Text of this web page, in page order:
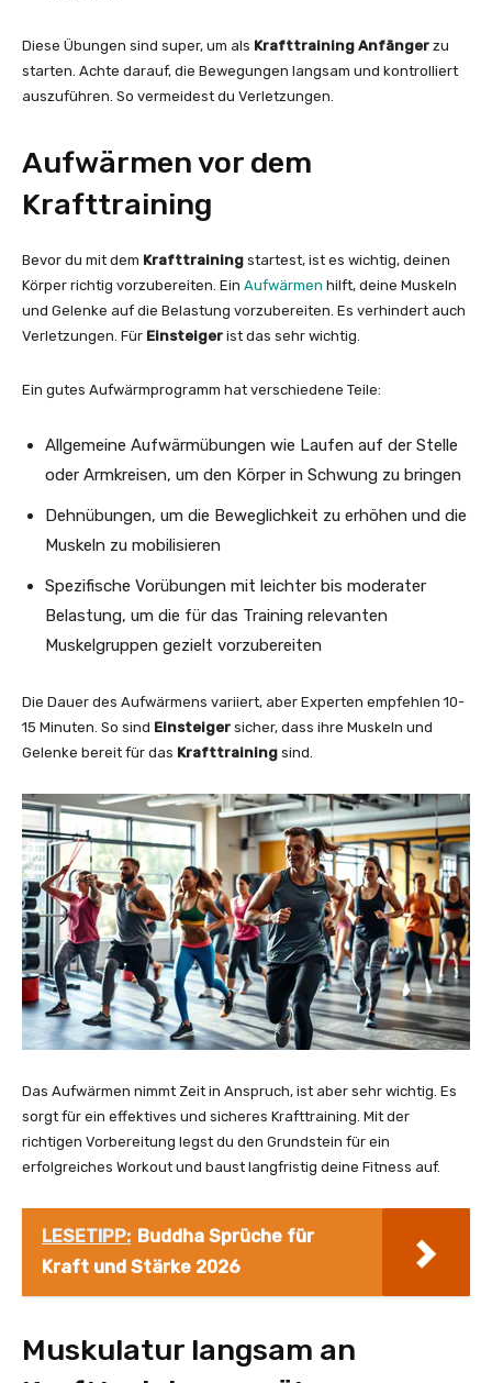
Diese Übungen sind super, um als Krafttraining Anfänger zu
starten. Achte darauf, die Bewegungen langsam und kontrolliert
auszuführen. So vermeidest du Verletzungen.
Aufwärmen vor dem
Krafttraining
Bevor du mit dem Krafttraining startest, ist es wichtig, deinen
Körper richtig vorzubereiten. Ein Aufwärmen hilft, deine Muskeln
und Gelenke auf die Belastung vorzubereiten. Es verhindert auch
Verletzungen. Für Einsteiger ist das sehr wichtig.
Ein gutes Aufwärmprogramm hat verschiedene Teile:
Allgemeine Aufwärmübungen wie Laufen auf der Stelle
oder Armkreisen, um den Körper in Schwung zu bringen
Dehnübungen, um die Beweglichkeit zu erhöhen und die
Muskeln zu mobilisieren
Spezifische Vorübungen mit leichter bis moderater
Belastung, um die für das Training relevanten
Muskelgruppen gezielt vorzubereiten
Die Dauer des Aufwärmens variiert, aber Experten empfehlen 10-
15 Minuten. So sind Einsteiger sicher, dass ihre Muskeln und
Gelenke bereit für das Krafttraining sind.
Das Aufwärmen nimmt Zeit in Anspruch, ist aber sehr wichtig. Es
sorgt für ein effektives und sicheres Krafttraining. Mit der
richtigen Vorbereitung legst du den Grundstein für ein
erfolgreiches Workout und baust langfristig deine Fitness auf.
LESETIPP: Buddha Sprüche für
Kraft und Stärke 2026
Muskulatur langsam an